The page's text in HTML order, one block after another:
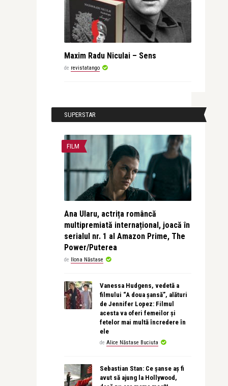
Maxim Radu Niculai – Sens
de revistatango
SUPERSTAR
FILM
Ana Ularu, actrița româncă
multipremiată internațional, joacă în
serialul nr. 1 al Amazon Prime, The
Power/Puterea
de Ilona Năstase
Vanessa Hudgens, vedetă a
filmului “A doua șansă”, alături
de Jennifer Lopez: Filmul
acesta va oferi femeilor și
fetelor mai multă încredere în
ele
de Alice Năstase Buciuta
Sebastian Stan: Ce șanse aș fi
avut să ajung la Hollywood,